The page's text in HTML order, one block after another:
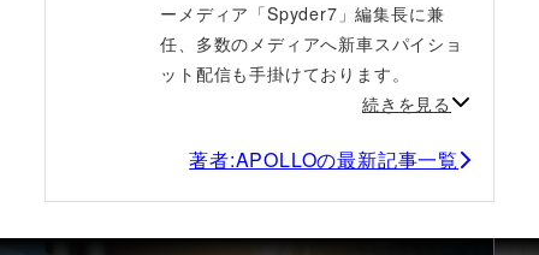
ーメディア「Spyder7」編集長に兼
任、多数のメディアへ新車スパイショ
ット配信も手掛けております。
続きを見る
著者:APOLLOの最新記事一覧